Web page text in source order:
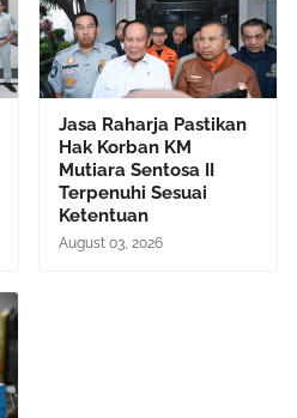
Jasa Raharja Pastikan
Hak Korban KM
Mutiara Sentosa II
Terpenuhi Sesuai
Ketentuan
August 03, 2026